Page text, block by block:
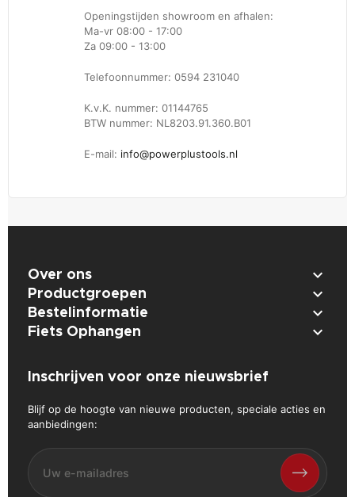
Openingstijden showroom en afhalen:
Ma-vr 08:00 - 17:00
Za 09:00 - 13:00
Telefoonnummer: 0594 231040
K.v.K. nummer: 01144765
BTW nummer: NL8203.91.360.B01
E-mail: info@powerplustools.nl
Over ons 
Productgroepen 
Bestelinformatie 
Fiets Ophangen 
Inschrijven voor onze nieuwsbrief
Blijf op de hoogte van nieuwe producten, speciale acties en
aanbiedingen: